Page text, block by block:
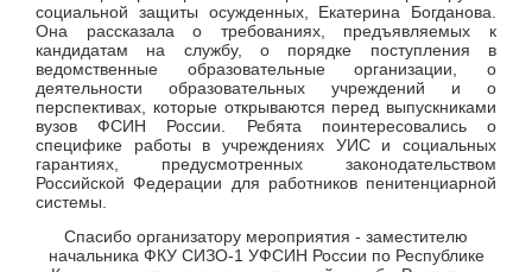
социальной защиты осужденных, Екатерина Богданова.
Она рассказала о требованиях, предъявляемых к
кандидатам на службу, о порядке поступления в
ведомственные образовательные организации, о
деятельности образовательных учреждений и о
перспективах, которые открываются перед выпускниками
вузов ФСИН России. Ребята поинтересовались о
специфике работы в учреждениях УИС и социальных
гарантиях, предусмотренных законодательством
Российской Федерации для работников пенитенциарной
системы.
Спасибо организатору мероприятия - заместителю
начальника ФКУ СИЗО-1 УФСИН России по Республике